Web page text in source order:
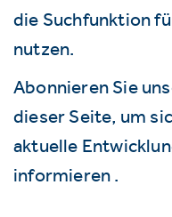
die Suchfunktion
nutzen.
Abonnieren Sie
dieser Seite, um
aktuelle
informieren .